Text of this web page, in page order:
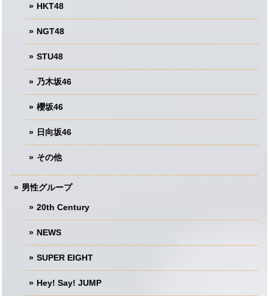
HKT48
NGT48
STU48
乃木坂46
櫻坂46
日向坂46
その他
男性グループ
20th Century
NEWS
SUPER EIGHT
Hey! Say! JUMP